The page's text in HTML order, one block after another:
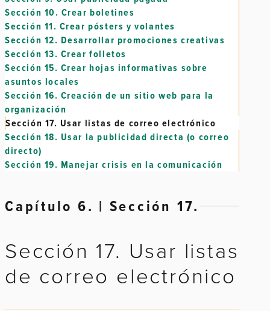
Sección 10. Crear boletines
Sección 11. Crear pósters y volantes
Sección 12. Desarrollar promociones creativas
Sección 13. Crear folletos
Sección 15. Crear hojas informativas sobre
asuntos locales
Sección 16. Creación de un sitio web para la
organización
Sección 17. Usar listas de correo electrónico
Sección 18. Usar la publicidad directa (o correo
directo)
Sección 19. Manejar crisis en la comunicación
Capítulo 6. | Sección 17.
Sección 17. Usar listas
de correo electrónico